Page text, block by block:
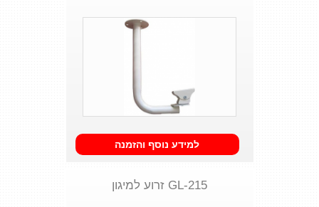
למידע נוסף והזמנה
GL-215 זרוע למיגון